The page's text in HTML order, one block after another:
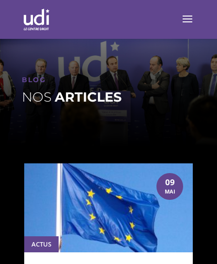
BLOG
NOSARTICLES
09
MAI
ACTUS